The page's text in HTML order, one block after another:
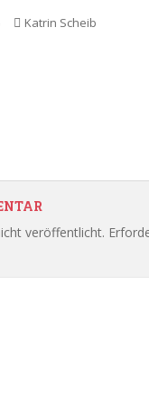
Katrin Scheib
veröffentlicht.